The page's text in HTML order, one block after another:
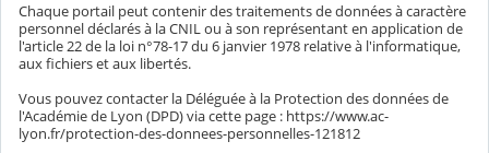
Chaque portail peut contenir des traitements de données à caractère
personnel déclarés à la CNIL ou à son représentant en application de
l'article 22 de la loi n°78-17 du 6 janvier 1978 relative à l'informatique,
aux fichiers et aux libertés.
Vous pouvez contacter la Déléguée à la Protection des données de
l'Académie de Lyon (DPD) via cette page : https://www.ac-
lyon.fr/protection-des-donnees-personnelles-121812